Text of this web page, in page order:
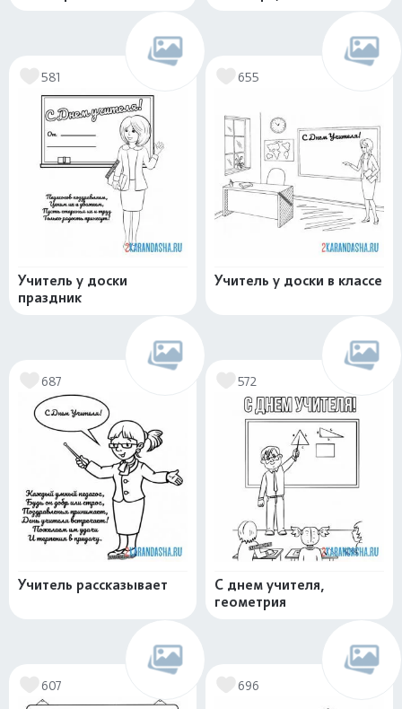
581
Учитель у доски
праздник
655
Учитель у доски в классе
687
Учитель рассказывает
572
С днем учителя,
геометрия
607 696